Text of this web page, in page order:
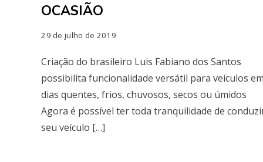
OCASIÃO
29 de julho de 2019
Criação do brasileiro Luis Fabiano dos Santos
possibilita funcionalidade versátil para veículos
dias quentes, frios, chuvosos, secos ou úmidos
Agora é possível ter toda tranquilidade de
seu veículo […]